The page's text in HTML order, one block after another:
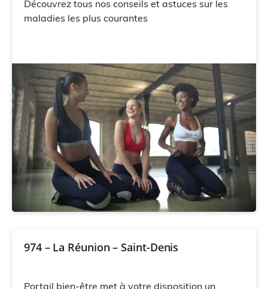
Découvrez tous nos conseils et astuces sur les
maladies les plus courantes
974 – La Réunion – Saint-Denis
Portail bien-être met à votre disposition un